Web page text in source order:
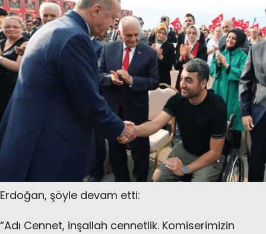
Erdoğan, şöyle devam etti:
“Adı Cennet, inşallah cennetlik. Komiserimizin